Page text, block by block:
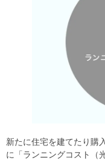
新たに住宅を建てたり購
に「ランニングコスト（